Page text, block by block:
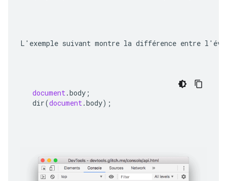
L'exemple suivant montre la différence entre
document .body ;
dir(document .body);